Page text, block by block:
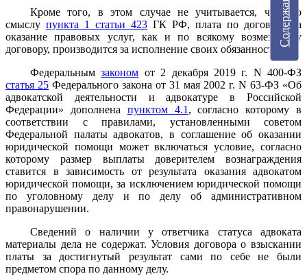
Кроме того, в этом случае не учитывается, что, по
смыслу пункта 1 статьи 423 ГК РФ, плата по договору за
оказание правовых услуг, как и по всякому возмездному
договору, производится за исполнение своих обязанностей.
Федеральнымзаконом от 2 декабря 2019 г. N 400-ФЗ
статья 25 Федерального закона от 31 мая 2002 г. N 63-ФЗ «Об
адвокатской деятельности и адвокатуре в Российской
Федерации» дополнена пунктом 4.1 , согласно которому в
соответствии с правилами, установленными советом
Федеральной палаты адвокатов, в соглашение об оказании
юридической помощи может включаться условие, согласно
которому размер выплаты доверителем вознаграждения
ставится в зависимость от результата оказания адвокатом
юридической помощи, за исключением юридической помощи
по уголовному делу и по делу об административном
правонарушении.
Сведений о наличии у ответчика статуса адвоката
материалы дела не содержат. Условия договора о взыскании
платы за достигнутый результат сами по себе не были
предметом спора по данному делу.
Содержание